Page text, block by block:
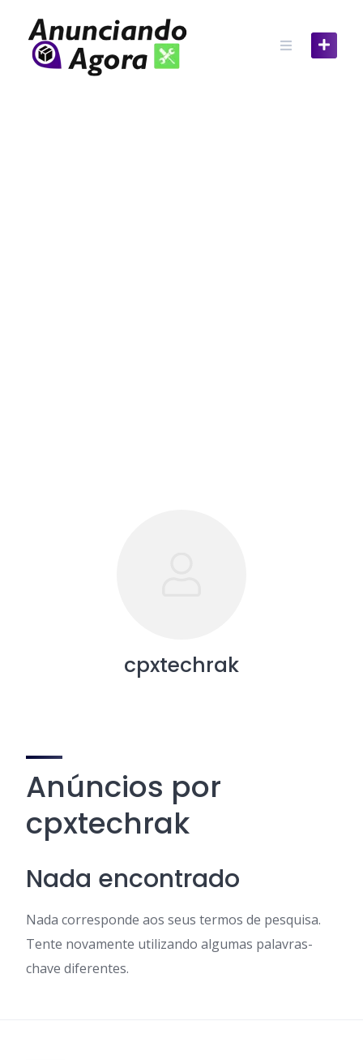
cpxtechrak
Anúncios por
cpxtechrak
Nada encontrado
Nada corresponde aos seus termos de pesquisa.
Tente novamente utilizando algumas palavras-
chave diferentes.